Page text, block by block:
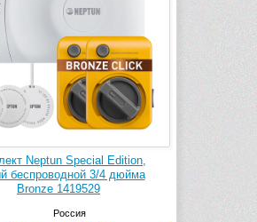
Neptun Special Edition,
беспроводной 3/4 дюйма
Bronze 1419529
Россия